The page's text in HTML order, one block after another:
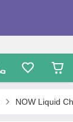
NOW Liquid